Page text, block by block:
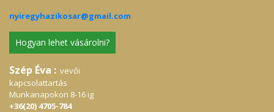
nyiregyhazikosar@gmail.com
Hogyan lehet vásárolni?
Szép Éva : vevői
kapcsolattartás
Munkanapokon 8-16 ig
+36(20) 4705-784